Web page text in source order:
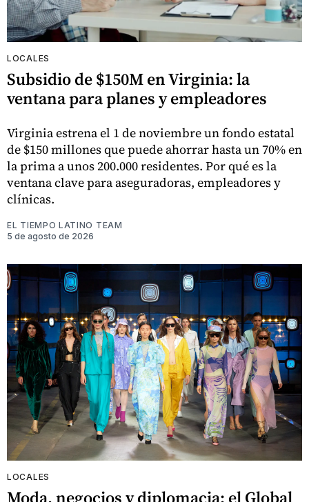
LOCALES
Subsidio de $150M en Virginia: la
ventana para planes y empleadores
Virginia estrena el 1 de noviembre un fondo estatal
de $150 millones que puede ahorrar hasta un 70% en
la prima a unos 200.000 residentes. Por qué es la
ventana clave para aseguradoras, empleadores y
clínicas.
EL TIEMPO LATINO TEAM
5 de agosto de 2026
LOCALES